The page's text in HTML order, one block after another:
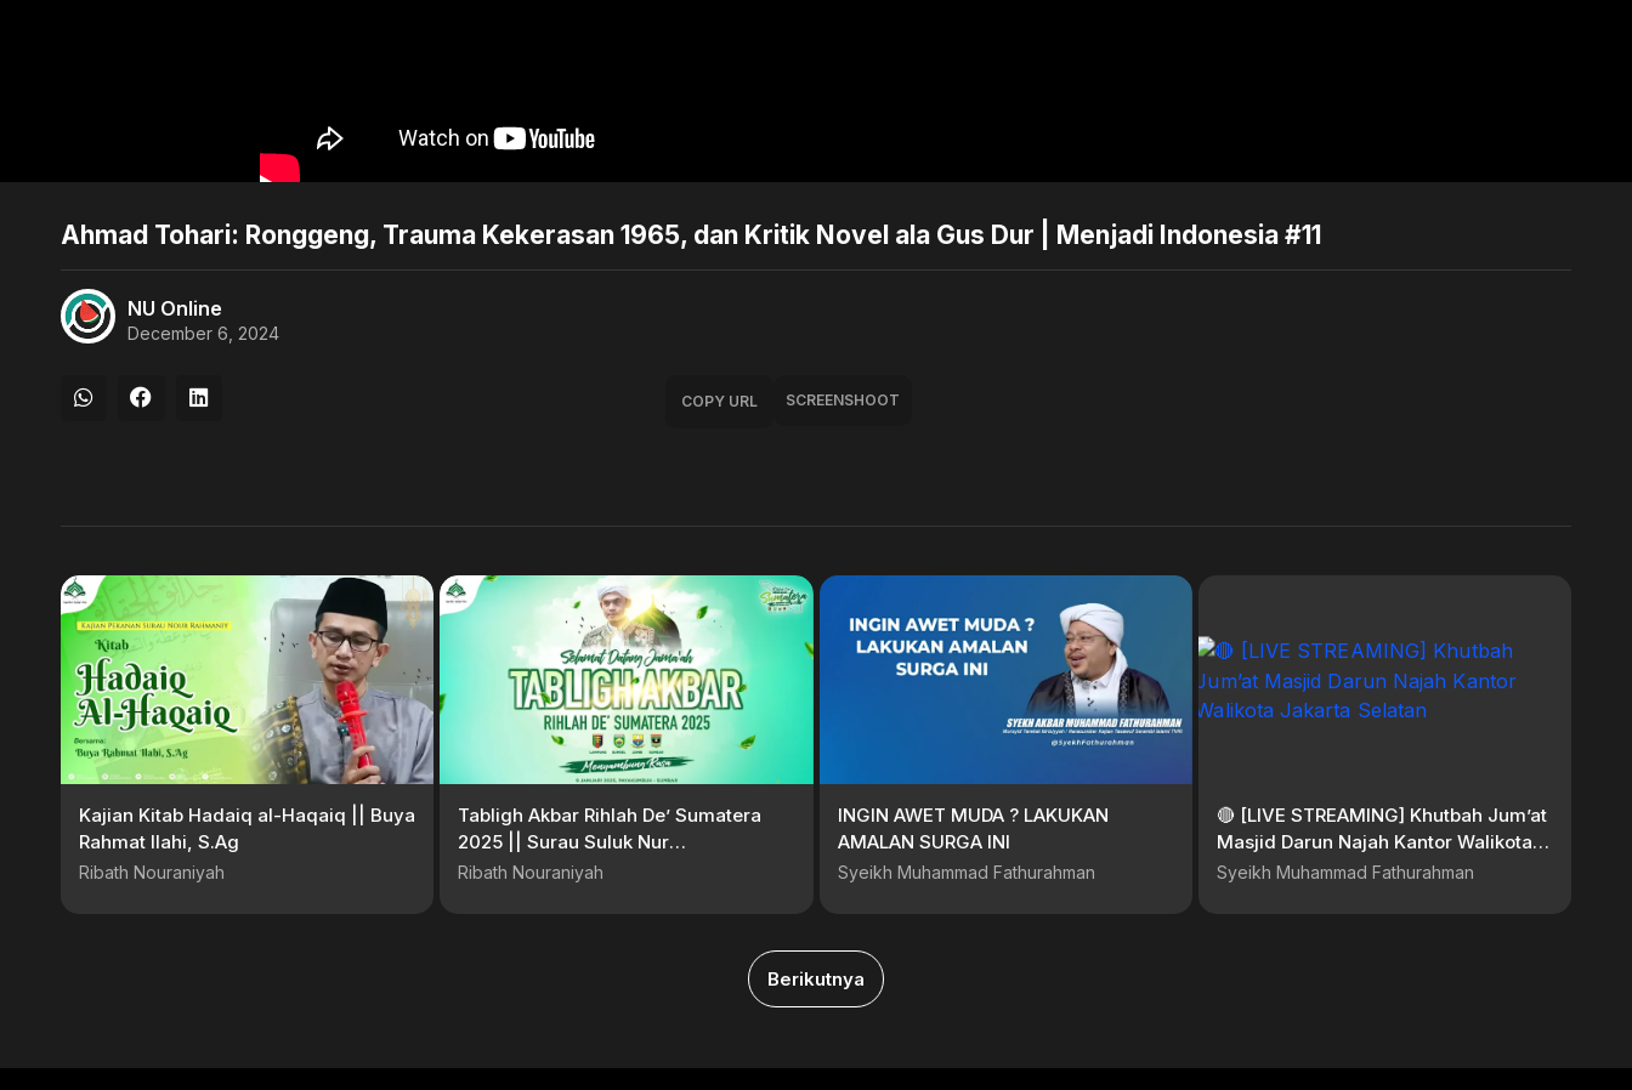
Ahmad Tohari: Ronggeng, Trauma Kekerasan 1965, dan Kritik Novel ala Gus Dur | Menjadi Indonesia #11
NU Online
December 6, 2024
COPY URL SCREENSHOOT
Kajian Kitab Hadaiq al-Haqaiq || Buya
Rahmat Ilahi, S.Ag
Ribath Nouraniyah
Tabligh Akbar Rihlah De’ Sumatera
2025 || Surau Suluk Nur
Muthmainnah, Payakumbuh, Sumbar
Ribath Nouraniyah
INGIN AWET MUDA ? LAKUKAN
AMALAN SURGA INI
Syeikh Muhammad Fathurahman
🔴 [LIVE STREAMING] Khutbah Jum’at
Masjid Darun Najah Kantor Walikota
Jakarta Selatan
Syeikh Muhammad Fathurahman
Berikutnya